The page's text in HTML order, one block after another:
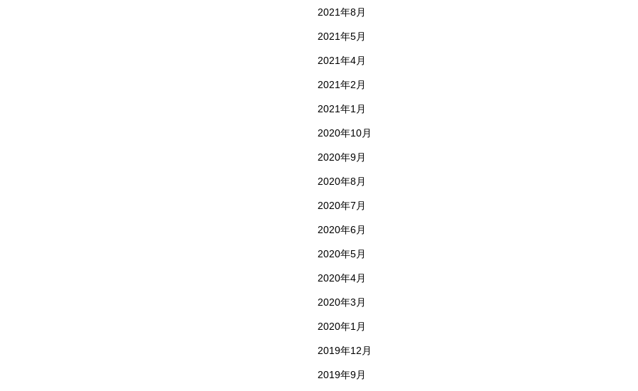
2021年8月
2021年5月
2021年4月
2021年2月
2021年1月
2020年10月
2020年9月
2020年8月
2020年7月
2020年6月
2020年5月
2020年4月
2020年3月
2020年1月
2019年12月
2019年9月